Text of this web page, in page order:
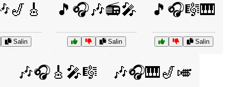
Salin
🎵🎧🎶📻🎤
Salin
🎵🎧🎼🎹
Salin
🎶🎧🎸🎤🎼 🎶🎧🎹🎷🎺